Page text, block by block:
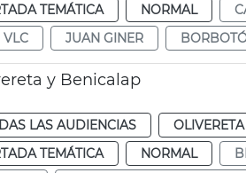
TEMÁTICA NORMAL
VLC JUAN GINER
y Benicalap
LAS AUDIENCIAS OLIVERETA
TEMÁTICA NORMAL